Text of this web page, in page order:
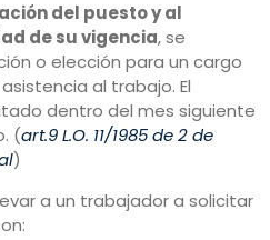
del puesto y al
de su vigencia, se
o elección para un cargo
al trabajo. El
dentro del mes siguiente
(art.9 L.O. 11/1985 de 2 de
)
a un trabajador a solicitar